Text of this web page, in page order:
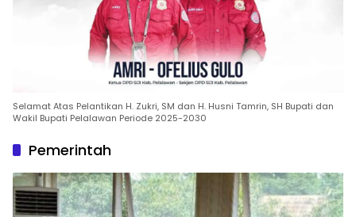
Selamat Atas Pelantikan H. Zukri, SM dan H. Husni Tamrin, SH Bupati dan
Wakil Bupati Pelalawan Periode 2025-2030
Pemerintah